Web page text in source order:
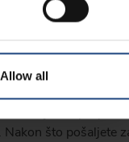
Allow all
osim ako za to
što pošaljete